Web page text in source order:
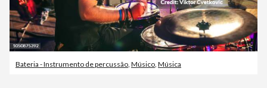
Bateria - Instrumento de percussão, Músico, Música